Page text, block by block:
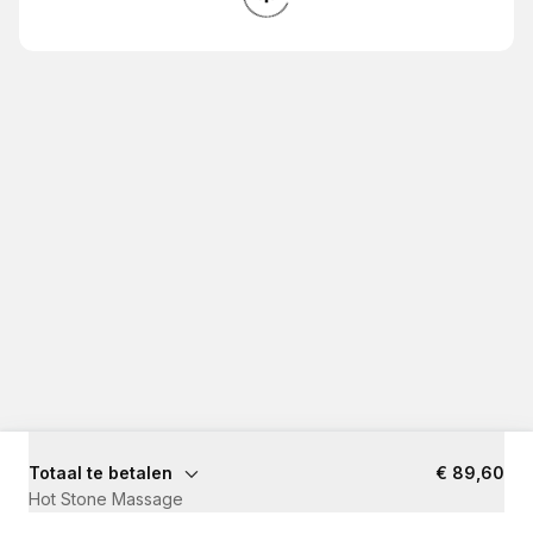
Totaal te betalen
€ 89,60
Hot Stone Massage